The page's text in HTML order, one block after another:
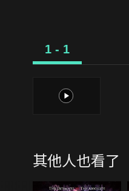
1 - 1
1
其他人也看了